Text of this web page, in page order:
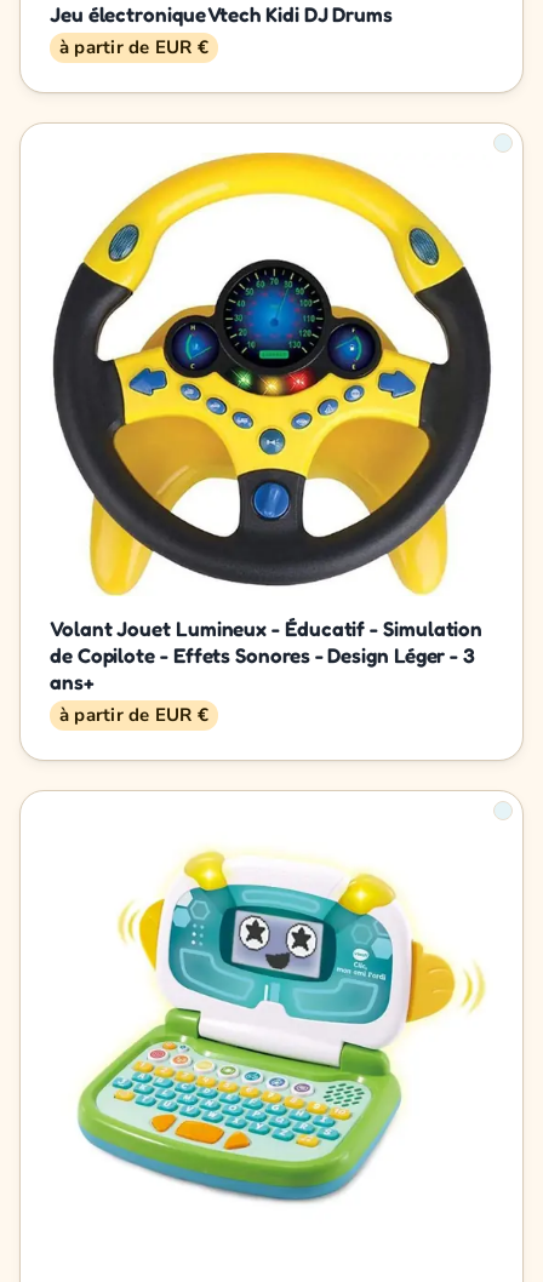
Jeu électronique Vtech Kidi DJ Drums
à partir de EUR €
Volant Jouet Lumineux - Éducatif - Simulation
de Copilote - Effets Sonores - Design Léger - 3
ans+
à partir de EUR €